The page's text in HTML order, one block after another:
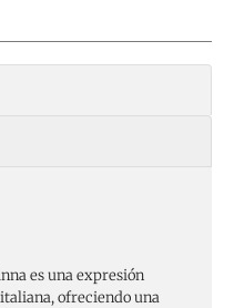
es una expresión
ofreciendo una